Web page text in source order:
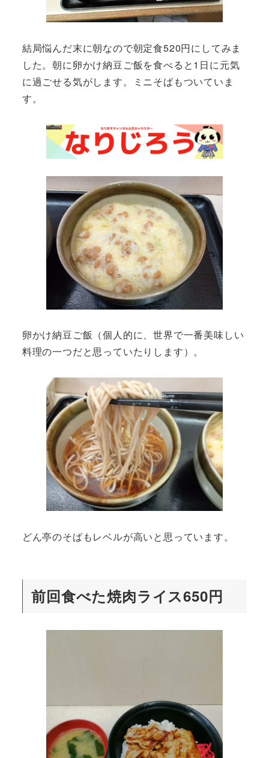
結局悩んだ末に朝なので朝定食520円にしてみま
した。朝に卵かけ納豆ご飯を食べると1日に元気
に過ごせる気がします。ミニそばもついていま
す。
卵かけ納豆ご飯（個人的に、世界で一番美味しい
料理の一つだと思っていたりします）。
どん亭のそばもレベルが高いと思っています。
前回食べた焼肉ライス650円